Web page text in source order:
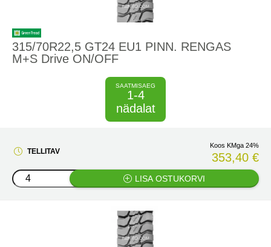
315/70R22,5 GT24 EU1 PINN. RENGAS
M+S Drive ON/OFF
SAATMISAEG
1-4
nädalat
TELLITAV
Koos KMga 24%
353,40 €
LISA OSTUKORVI